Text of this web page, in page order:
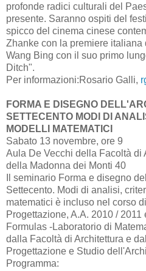
profonde radici culturali del
presente. Saranno ospiti del
spicco del cinema cinese
Zhanke con la premiere
Wang Bing con il suo primo
Ditch".
Per informazioni:Rosario Galli,
FORMA E DISEGNO
SETTECENTO MODI DI
MODELLI MATEMATICI
Sabato 13 novembre, ore 9
Aula De Vecchi della Facoltà di
della Madonna dei Monti 40
Il seminario Forma e disegno
Settecento. Modi di analisi,
matematici è incluso nel corso
Progettazione, A.A. 2010 /
Formulas -Laboratorio di
dalla Facoltà di Architettura e
Progettazione e Studio
Programma: